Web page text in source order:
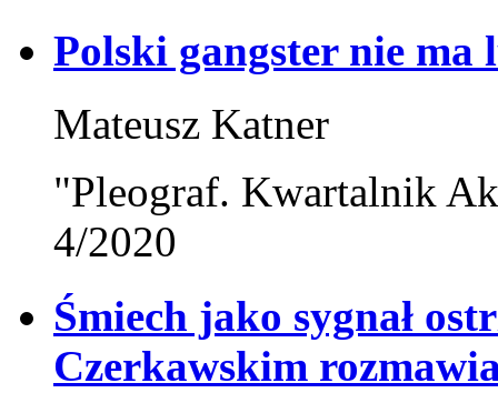
Polski gangster nie
Mateusz Katner
"Pleograf. Kwartalnik
4/2020
Śmiech jako sygnał
Czerkawskim